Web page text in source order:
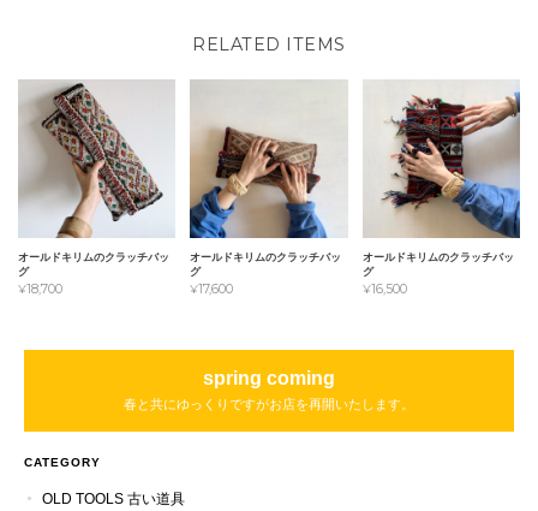
RELATED ITEMS
オールドキリムのクラッチバッ
グ
¥18,700
オールドキリムのクラッチバッ
グ
¥17,600
オールドキリムのクラッチバッ
グ
¥16,500
spring coming
春と共にゆっくりですがお店を再開いたします。
CATEGORY
OLD TOOLS 古い道具